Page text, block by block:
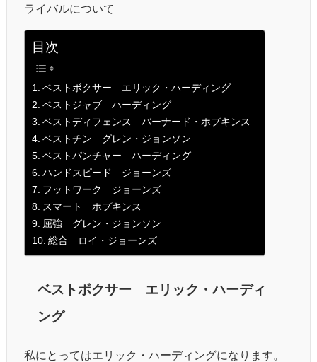
ライバルについて
目次
ベストボクサー エリック・ハーディング
ベストジャブ ハーディング
ベストディフェンス バーナード・ホプキンス
ベストチン グレン・ジョンソン
ベストパンチャー ハーディング
ハンドスピード ジョーンズ
フットワーク ジョーンズ
スマート ホプキンス
屈強 グレン・ジョンソン
総合 ロイ・ジョーンズ
ベストボクサー エリック・ハーディ
ング
私にとってはエリック・ハーディングになります。